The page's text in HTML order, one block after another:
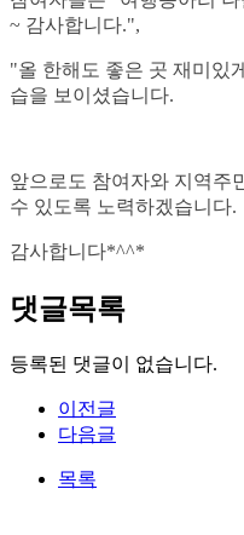
~ 감사합니다.",
"올 한해도 좋은 곳 재미있
습을 보이셨습니다.
앞으로도 참여자와 지역주
수 있도록 노력하겠습니다.
감사합니다*^^*
댓글목록
등록된 댓글이 없습니다.
이전글
다음글
목록